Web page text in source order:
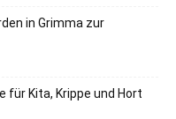
in Grimma zur
für Kita, Krippe und Hort